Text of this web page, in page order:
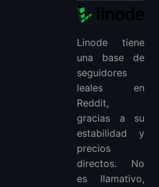
Linode tiene
una base de
seguidores
leales en
Reddit,
gracias a su
estabilidad y
precios
directos. No
es llamativo,